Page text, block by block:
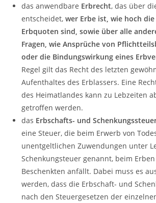
das anwendbare Erbrecht, das über
entscheidet,wer Erbe ist, wie hoch
Erbquoten sind, sowie über alle
Fragen, wie Ansprüche von
oder die Bindungswirkung eines
Regel gilt das Recht des letzten
Aufenthaltes des Erblassers. Eine
des Heimatlandes kann zu Lebzeiten
getroffen werden.
das Erbschafts- und
eine Steuer, die beim Erwerb von
unentgeltlichen Zuwendungen unter
Schenkungsteuer genannt, beim
Beschenkten anfällt. Dabei muss es
werden, dass die Erbschaft- und
nach den Steuergesetzen der